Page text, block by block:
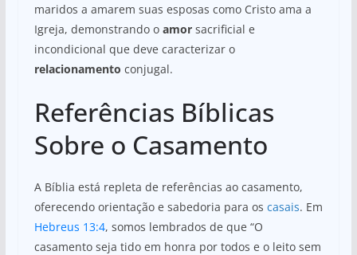
maridos a amarem suas esposas como Cristo ama a
Igreja, demonstrando o amorsacrificial e
incondicional que deve caracterizar o
relacionamento conjugal.
Referências Bíblicas
Sobre o Casamento
A Bíblia está repleta de referências ao casamento,
oferecendo orientação e sabedoria para os casais. Em
Hebreus 13:4, somos lembrados de que “O
casamento seja tido em honra por todos e o leito sem